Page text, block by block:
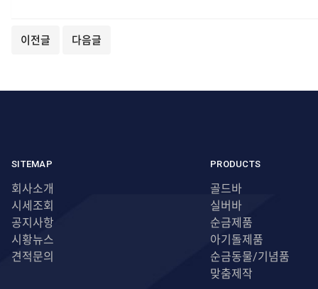
이전글 다음글
SITEMAP
회사소개
시세조회
공지사항
시황뉴스
견적문의
PRODUCTS
골드바
실버바
순금제품
아기돌제품
순금동물/기념품
맞춤제작